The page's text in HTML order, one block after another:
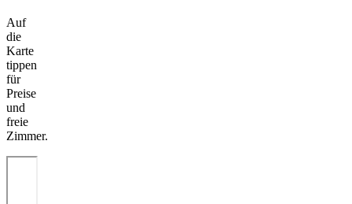
Auf
die
Karte
tippen
für
Preise
und
freie
Zimmer.